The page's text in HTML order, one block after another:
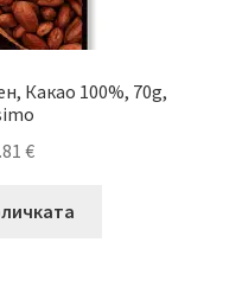
Какао 100%, 70g,
€